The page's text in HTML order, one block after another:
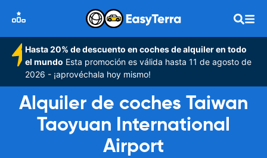
Hasta 20% de descuento en coches de alquiler en todo
el mundo Esta promoción es válida hasta 11 de agosto de
2026 - ¡aprovéchala hoy mismo!
Alquiler de coches Taiwan
Taoyuan International
Airport